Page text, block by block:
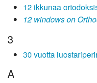
12 ikkunaa
12 windows on
3
30 vuotta
A